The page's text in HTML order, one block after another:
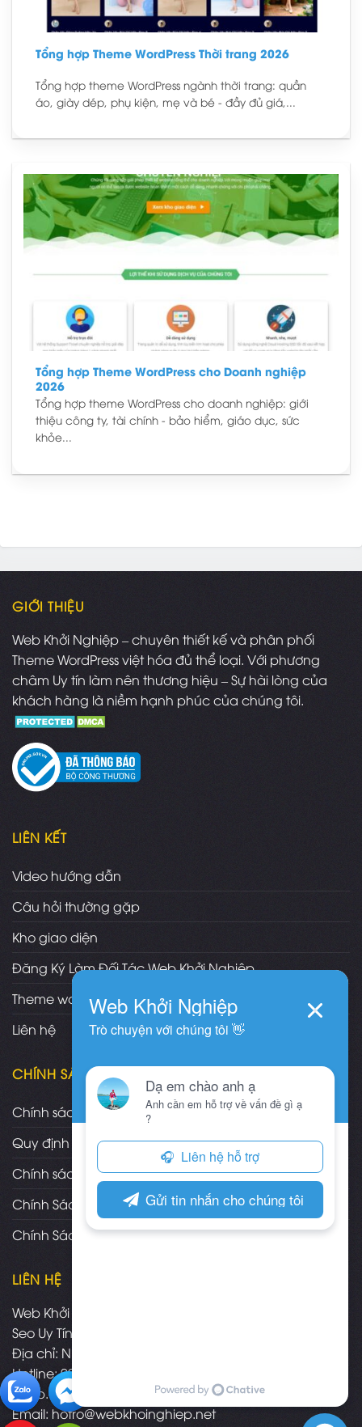
Tổng hợp Theme WordPress Thời trang 2026
Tổng hợp theme WordPress ngành thời trang: quần
áo, giày dép, phụ kiện, mẹ và bé - đầy đủ giá,...
Tổng hợp Theme WordPress cho Doanh nghiệp
2026
Tổng hợp theme WordPress cho doanh nghiệp: giới
thiệu công ty, tài chính - bảo hiểm, giáo dục, sức
khỏe...
GIỚI THIỆU
Web Khởi Nghiệp – chuyên thiết kế và phân phối
Theme WordPress việt hóa đủ thể loại. Với phương
châm Uy tín làm nên thương hiệu – Sự hài lòng của
khách hàng là niềm hạnh phúc của chúng tôi.
LIÊN KẾT
Video hướng dẫn
Câu hỏi thường gặp
Kho giao diện
Đăng Ký Làm Đối Tác Web Khởi Nghiệp
Theme wordpress bán hàng
Liên hệ
CHÍNH SÁCH
Chính sách và quy định chung
Quy định và hình thức thanh toán
Chính sách vận chuyển/giao nhận/cài đặt
Chính Sách Bảo Hành, Bảo Trì Theme
Chính Sách Đổi Trả, Hoàn Tiền Sản Phẩm
LIÊN HỆ
Web Khởi Nghiệp - Mua bán theme wordpress chuẩn
Seo Uy Tín
Địa chỉ: Nha Trang - Khánh Hòa
Hotline: 09.3574.3575
FB:fb.com/webkhoinghiepnhatrang
Email: hotro@webkhoinghiep.net